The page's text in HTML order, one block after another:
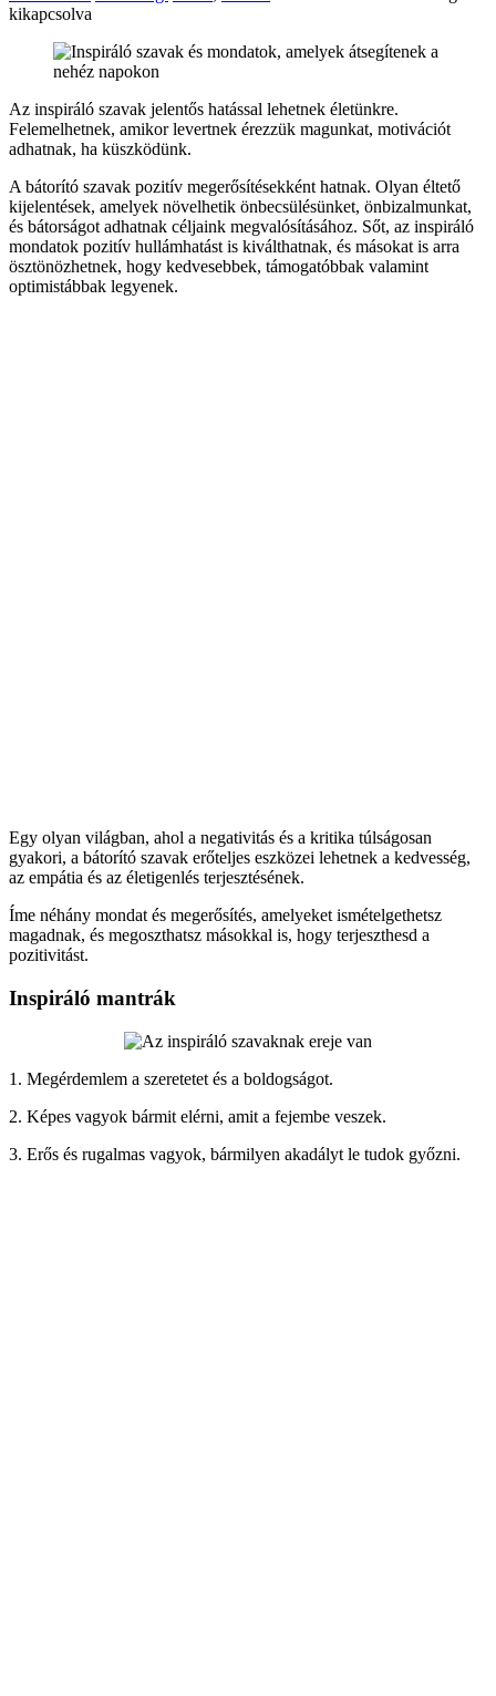
adó
javítja
az
kikapcsolva
Az inspiráló szavak jelentős hatással lehetnek életünkre.
Felemelhetnek, amikor levertnek érezzük magunkat, motivációt
adhatnak, ha küszködünk.
A bátorító szavak pozitív megerősítésekként hatnak. Olyan éltető
kijelentések, amelyek növelhetik önbecsülésünket, önbizalmunkat,
és bátorságot adhatnak céljaink megvalósításához. Sőt, az inspiráló
mondatok pozitív hullámhatást is kiválthatnak, és másokat is arra
ösztönözhetnek, hogy kedvesebbek, támogatóbbak valamint
optimistábbak legyenek.
Egy olyan világban, ahol a negativitás és a kritika túlságosan
gyakori, a bátorító szavak erőteljes eszközei lehetnek a kedvesség,
az empátia és az életigenlés terjesztésének.
Íme néhány mondat és megerősítés, amelyeket ismételgethetsz
magadnak, és megoszthatsz másokkal is, hogy terjeszthesd a
pozitivitást.
Inspiráló mantrák
1. Megérdemlem a szeretetet és a boldogságot.
2. Képes vagyok bármit elérni, amit a fejembe veszek.
3. Erős és rugalmas vagyok, bármilyen akadályt le tudok győzni.